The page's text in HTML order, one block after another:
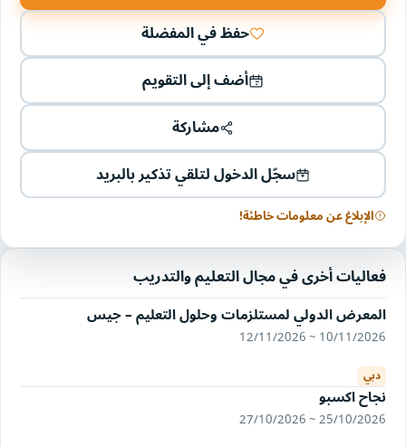
حفظ في المفضلة
أضف إلى التقويم
مشاركة
سجّل الدخول لتلقي تذكير بالبريد
الإبلاغ عن معلومات خاطئة!
فعاليات أخرى في مجال التعليم والتدريب
المعرض الدولي لمستلزمات وحلول التعليم – جيس
10/11/2026 ~ 12/11/2026
دبي
نجاح اكسبو
25/10/2026 ~ 27/10/2026